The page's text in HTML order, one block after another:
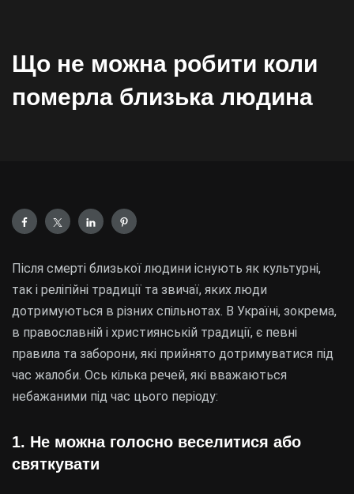
Що не можна робити коли
померла близька людина
Після смерті близької людини існують як культурні,
так і релігійні традиції та звичаї, яких люди
дотримуються в різних спільнотах. В Україні, зокрема,
в православній і християнській традиції, є певні
правила та заборони, які прийнято дотримуватися під
час жалоби. Ось кілька речей, які вважаються
небажаними під час цього періоду:
1. Не можна голосно веселитися або
святкувати